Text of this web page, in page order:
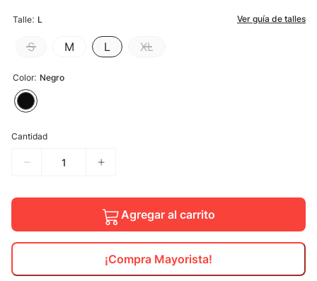
Color: Negro
Talle: L
L
M
S XL
Ver guía de talles
Cantidad
Agregar al carrito
¡Compra Mayorista!
todo terreno
10. calzado